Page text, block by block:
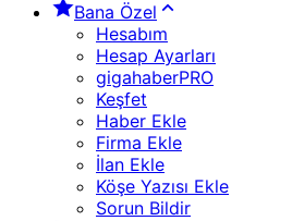
Bana Özel
Hesabım
Hesap Ayarları
gigahaberPRO
Keşfet
Haber Ekle
Firma Ekle
İlan Ekle
Köşe Yazısı Ekle
Sorun Bildir